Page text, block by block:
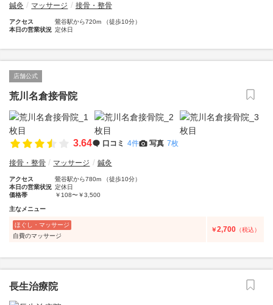
鍼灸 マッサージ 接骨・整骨
アクセス
鶯谷駅から720m （徒歩10分）
本日の営業状況 定休日
店舗公式
荒川名倉接骨院
3.64 口コミ 4件 写真 7枚
接骨・整骨 マッサージ 鍼灸
アクセス
鶯谷駅から780m （徒歩10分）
本日の営業状況 定休日
価格帯
￥108〜￥3,500
主なメニュー
ほぐし・マッサージ
自費のマッサージ
￥2,700 （税込）
長生治療院